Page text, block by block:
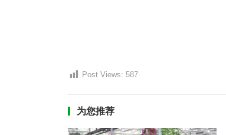
Post Views: 587
为您推荐